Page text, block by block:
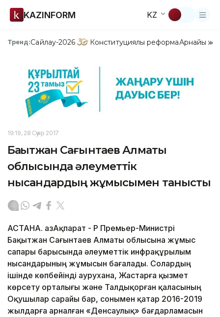
KAZINFORM KZ
Тренд:Сайлау-2026 Конституциялық реформаАрнайы
19:19, 28 Сәуір 2017
Бақытжан Сағынтаев Алматы
облысында әлеуметтік
нысандардың жұмысымен танысты
АСТАНА. ҚазАқпарат - ҚР Премьер-Министрі
Бақытжан Сағынтаев Алматы облысына жұмыс
сапары барысында әлеуметтік инфрақұрылым
нысандарының жұмысын бағалады. Солардың
ішінде көпбейінді аурухана, Жастарға қызмет
көрсету орталығы және Талдықорған қаласының
Оқушылар сарайы бар, сонымен қатар 2016-2019
жылдарға арналған «Денсаулық» бағдарламасын